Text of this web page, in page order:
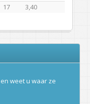
17 3,40
weet u waar ze